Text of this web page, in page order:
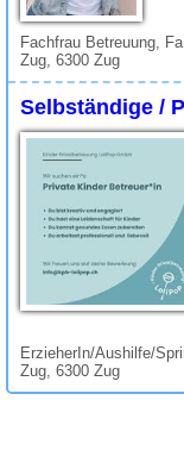
Fachfrau Betreuung,
Zug, 6300 Zug
Selbständige /
ErzieherIn/Aushilfe/
Zug, 6300 Zug